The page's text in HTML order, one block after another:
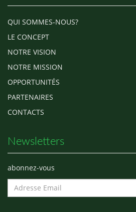
QUI SOMMES-NOUS?
LE CONCEPT
NOTRE VISION
NOTRE MISSION
OPPORTUNITÉS
PARTENAIRES
CONTACTS
Newsletters
abonnez-vous